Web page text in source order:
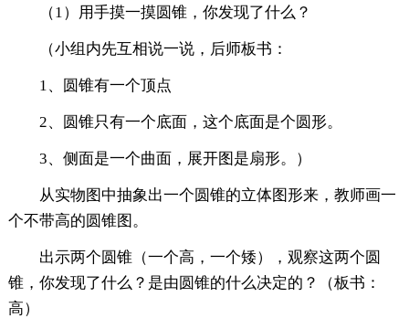
（1）用手摸一摸圆锥，你发现了什么？
（小组内先互相说一说，后师板书：
1、圆锥有一个顶点
2、圆锥只有一个底面，这个底面是个圆形。
3、侧面是一个曲面，展开图是扇形。）
从实物图中抽象出一个圆锥的立体图形来，教师画一
个不带高的圆锥图。
出示两个圆锥（一个高，一个矮），观察这两个圆
锥，你发现了什么？是由圆锥的什么决定的？（板书：
高）